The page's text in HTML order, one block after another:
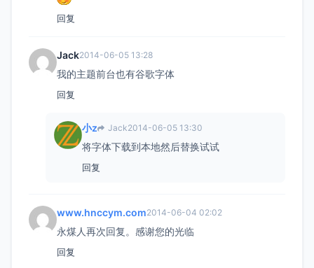
回复
Jack2014-06-05 13:28
我的主题前台也有谷歌字体
回复
小z Jack2014-06-05 13:30
将字体下载到本地然后替换试试
回复
www.hnccym.com2014-06-04 02:02
永煤人再次回复。感谢您的光临
回复